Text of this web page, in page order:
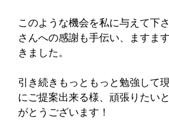
このような機会を私に与えて下
さんへの感謝も手伝い、ますま
きました。
引き続きもっともっと勉強して
にご提案出来る様、頑張りたい
がとうございます！